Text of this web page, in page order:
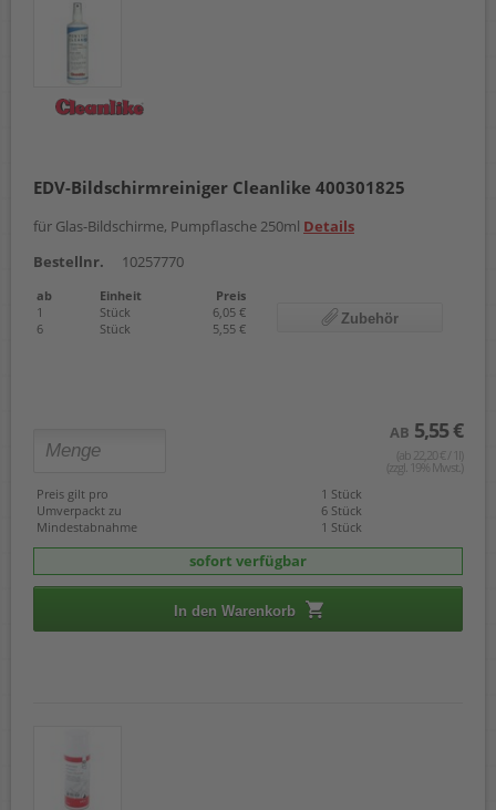
EDV-Bildschirmreiniger Cleanlike 400301825
für Glas-Bildschirme, Pumpflasche 250ml Details
Bestellnr.
10257770
ab Einheit
Preis
1
Stück
6,05 €
6
Stück 5,55 €
Zubehör
AB 5,55 €
(ab 22,20 € / 1l)
(zzgl. 19% Mwst.)
Preis gilt pro
1 Stück
Umverpackt zu
6 Stück
Mindestabnahme
1 Stück
sofort verfügbar
In den Warenkorb